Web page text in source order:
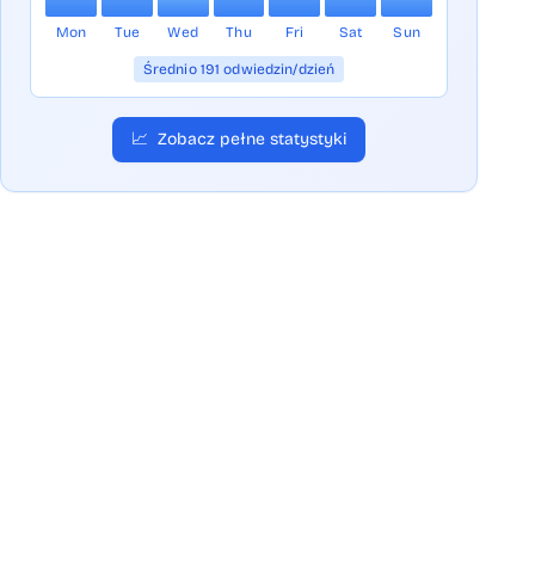
Mon Tue Wed Thu Fri Sat Sun
Średnio 191 odwiedzin/dzień
📈 Zobacz pełne statystyki